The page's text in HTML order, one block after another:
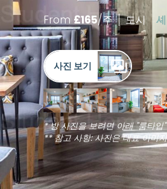
From £165/주 도시
사진 보기
* 방 사진을 보려면 아래 "룸타입
** 참고 사항: 사진은 대표 이미